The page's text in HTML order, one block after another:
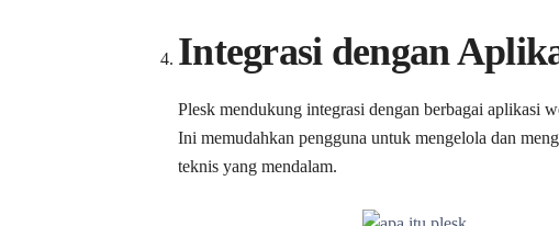
Integrasi dengan
Plesk mendukung integrasi dengan berbagai aplikasi
Ini memudahkan pengguna untuk mengelola dan
teknis yang mendalam.